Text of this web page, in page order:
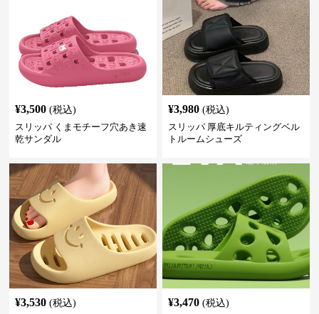
¥3,500 (税込)
スリッパ くまモチーフ穴あき速
乾サンダル
¥3,980 (税込)
スリッパ 厚底キルティングベル
トルームシューズ
¥3,530 (税込)
¥3,470 (税込)